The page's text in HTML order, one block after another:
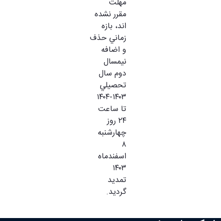
مهلت
مقرر نشده
اند، بازه
زماني حذف
و اضافه
نيمسال
دوم سال
تحصيلي
۱۴۰۳-۱۴۰۴
تا ساعت
۲۴ روز
چهارشنبه
۸
اسفندماه
۱۴۰۳
تمديد
گرديد.